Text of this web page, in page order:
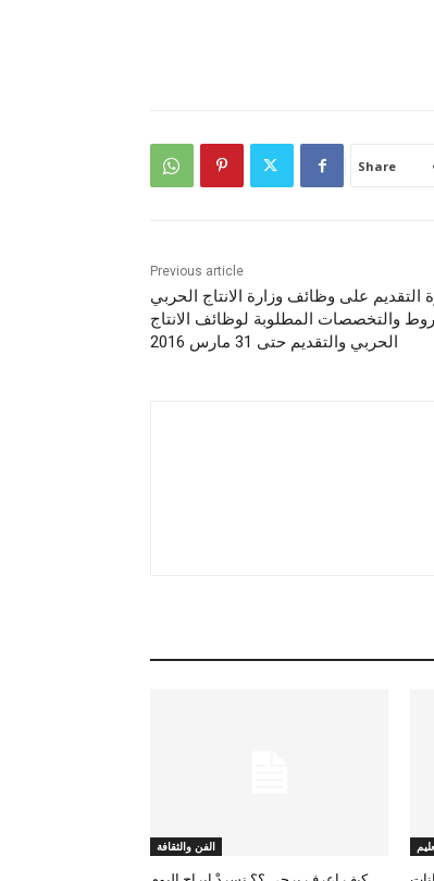
Share
Previous article
التقديم على وظائف وزارة الانتاج الحربي
الشروط والتخصصات المطلوبة لوظائف الانتاج
الحربي والتقديم حتى 31 مارس 2016
الفن والثقافة